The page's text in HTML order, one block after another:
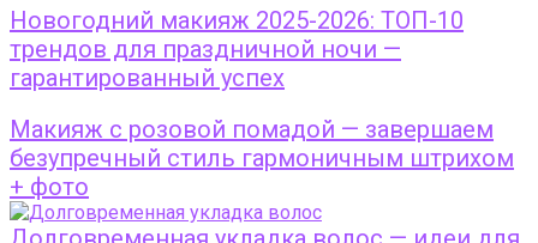
Новогодний макияж 2025-2026: ТОП-10
трендов для праздничной ночи —
гарантированный успех
Макияж с розовой помадой — завершаем
безупречный стиль гармоничным штрихом
+ фото